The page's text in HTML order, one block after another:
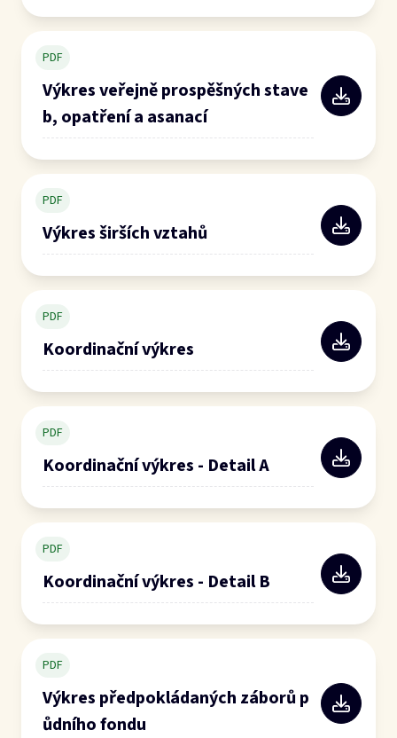
PDF
Výkres veřejně prospěšných stave
b, opatření a asanací
PDF
Výkres širších vztahů
PDF
Koordinační výkres
PDF
Koordinační výkres - Detail A
PDF
Koordinační výkres - Detail B
PDF
Výkres předpokládaných záborů p
ůdního fondu